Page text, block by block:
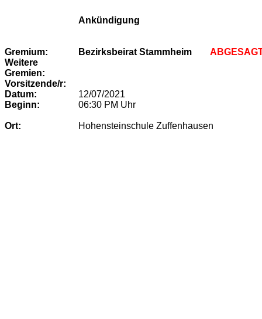
Ankündigung
Gremium: Bezirksbeirat Stammheim
Weitere
Gremien:
Vorsitzende/r:
Datum:
12/07/2021
Beginn:
06:30 PM Uhr
Ort: Hohensteinschule Zuffenhausen